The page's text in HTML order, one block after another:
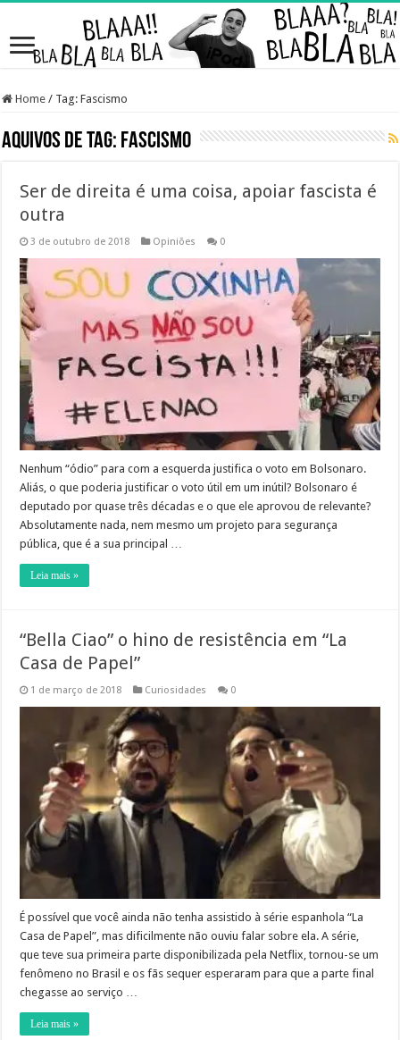
Home / Tag:Fascismo
Aquivos de Tag: Fascismo
Ser de direita é uma coisa, apoiar fascista é
outra
3 de outubro de 2018 Opiniões 0
Nenhum “ódio” para com a esquerda justifica o voto em Bolsonaro.
Aliás, o que poderia justificar o voto útil em um inútil? Bolsonaro é
deputado por quase três décadas e o que ele aprovou de relevante?
Absolutamente nada, nem mesmo um projeto para segurança
pública, que é a sua principal …
Leia mais »
“Bella Ciao” o hino de resistência em “La
Casa de Papel”
1 de março de 2018 Curiosidades 0
É possível que você ainda não tenha assistido à série espanhola “La
Casa de Papel”, mas dificilmente não ouviu falar sobre ela. A série,
que teve sua primeira parte disponibilizada pela Netflix, tornou-se um
fenômeno no Brasil e os fãs sequer esperaram para que a parte final
chegasse ao serviço …
Leia mais »